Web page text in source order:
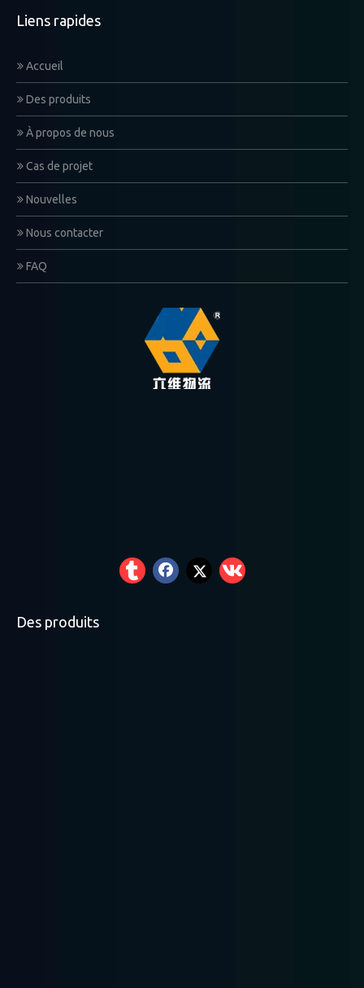
Liens rapides
Accueil
Des produits
À propos de nous
Cas de projet
Nouvelles
Nous contacter
FAQ
Des produits